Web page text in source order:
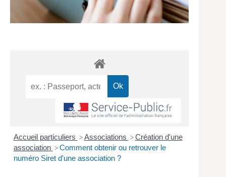
Accueil particuliers > Associations > Création d'une
association > Comment obtenir ou retrouver le
numéro Siret d'une association ?